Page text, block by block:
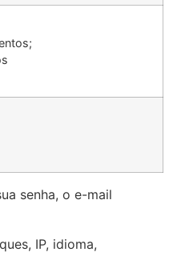
senha, o e-mail
IP, idioma,